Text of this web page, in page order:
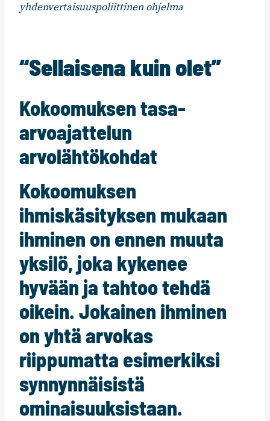
yhdenvertaisuuspoliittinen ohjelma
“Sellaisena kuin olet”
Kokoomuksen tasa-
arvoajattelun
arvolähtökohdat
Kokoomuksen
ihmiskäsityksen mukaan
ihminen on ennen muuta
yksilö, joka kykenee
hyvään ja tahtoo tehdä
oikein. Jokainen ihminen
on yhtä arvokas
riippumatta esimerkiksi
synnynnäisistä
ominaisuuksistaan.